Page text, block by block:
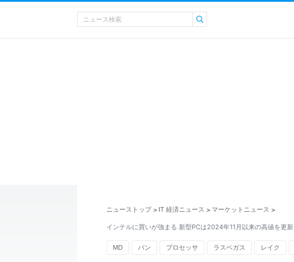
ニューストップ > IT 経済ニュース > マーケットニュース >
インテルに買いが強まる 新型PCは2024年11月以来の高値を更新
MD パン プロセッサ ラスベガス レイク